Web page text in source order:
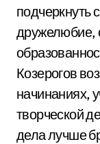
подчеркнуть
дружелюбие,
Козерогов
начинаниях,
творческой
дела лучше